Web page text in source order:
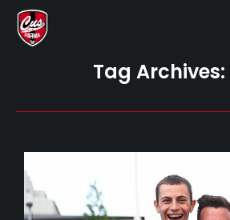
Tag Archives: